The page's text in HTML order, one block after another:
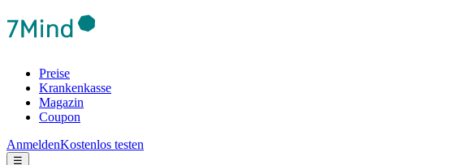
Preise
Krankenkasse
Magazin
Coupon
AnmeldenKostenlos testen
☰